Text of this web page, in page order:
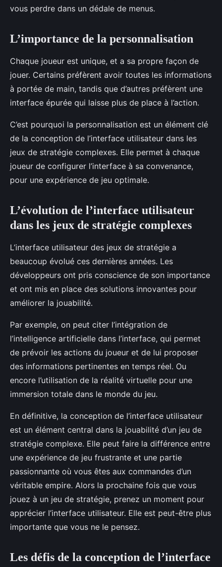
vous perdre dans un dédale de menus.
L’importance de la personnalisation
Chaque joueur est unique, et a sa propre façon de
jouer. Certains préfèrent avoir toutes les informations
à portée de main, tandis que d’autres préfèrent une
interface épurée qui laisse plus de place à l’action.
C’est pourquoi la personnalisation est un élément clé
de la conception de l’interface utilisateur dans les
jeux de stratégie complexes. Elle permet à chaque
joueur de configurer l’interface à sa convenance,
pour une expérience de jeu optimale.
L’évolution de l’interface utilisateur
dans les jeux de stratégie complexes
L’interface utilisateur des jeux de stratégie a
beaucoup évolué ces dernières années. Les
développeurs ont pris conscience de son importance
et ont mis en place des solutions innovantes pour
améliorer la jouabilité.
Par exemple, on peut citer l’intégration de
l’intelligence artificielle dans l’interface, qui permet
de prévoir les actions du joueur et de lui proposer
des informations pertinentes en temps réel. Ou
encore l’utilisation de la réalité virtuelle pour une
immersion totale dans le monde du jeu.
En définitive, la conception de l’interface utilisateur
est un élément central dans la jouabilité d’un jeu de
stratégie complexe. Elle peut faire la différence entre
une expérience de jeu frustrante et une partie
passionnante où vous êtes aux commandes d’un
véritable empire. Alors la prochaine fois que vous
jouez à un jeu de stratégie, prenez un moment pour
apprécier l’interface utilisateur. Elle est peut-être plus
importante que vous ne le pensez.
Les défis de la conception de l’interface